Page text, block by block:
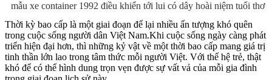
mẫu xe container 1992 điều khiển tới lui có dây hoài niệm tuổi thơ
Thời kỳ bao cấp là một giai đoạn để lại nhiều ấn tượng khó quên
trong cuộc sống người dân Việt Nam.Khi cuộc sống ngày càng phát
triển hiện đại hơn, thì những kỷ vật về một thời bao cấp mang giá trị
tinh thần lớn lao trong tâm thức mỗi người Việt. Với thế hệ trẻ, thật
khó để có thể hình dung trọn vẹn được sự vất vả của mỗi gia đình